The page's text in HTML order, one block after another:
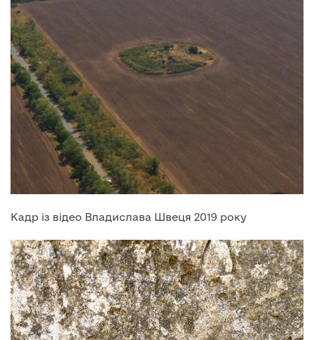
Кадр із відео Владислава Швеця 2019 року